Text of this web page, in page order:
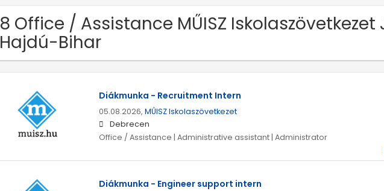
8 Office / Assistance MŰISZ Iskolaszövetkezet
Hajdú-Bihar
Diákmunka - Recruitment Intern
05.08.2026, MŰISZ Iskolaszövetkezet
Debrecen
Office / Assistance | Administrative assistant | Administrator
Diákmunka - Engineer support intern